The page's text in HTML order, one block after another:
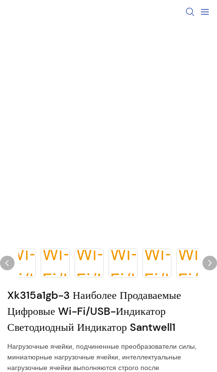
Xk315a1gb-3 Наиболее Продаваемые
Цифровые Wi-Fi/USB-Индикатор
Светодиодный Индикатор Santwell1
Нагрузочные ячейки, подчиненные преобразователи силы,
миниатюрные нагрузочные ячейки, интеллектуальные
нагрузочные ячейки выполняются строго после